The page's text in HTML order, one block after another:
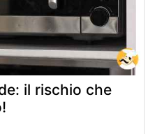
il rischio che